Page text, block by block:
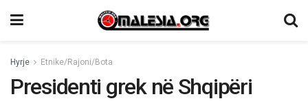
Hyrje Etnike/Rajoni/Bota
Presidenti grek në Shqipëri